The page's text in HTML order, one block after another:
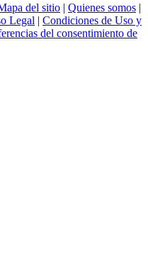
del sitio | Quienes somos |
Legal | Condiciones de Uso y
del consentimiento de